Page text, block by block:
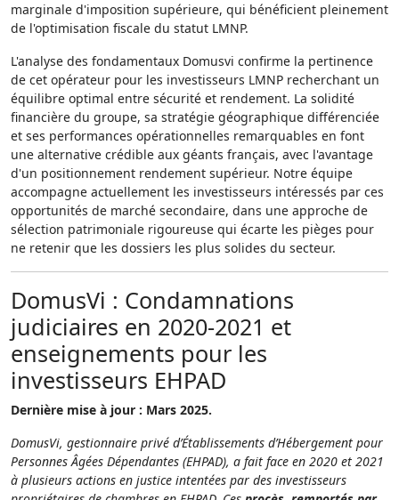
marginale d'imposition supérieure, qui bénéficient pleinement
de l'optimisation fiscale du statut LMNP.
L'analyse des fondamentaux Domusvi confirme la pertinence
de cet opérateur pour les investisseurs LMNP recherchant un
équilibre optimal entre sécurité et rendement. La solidité
financière du groupe, sa stratégie géographique différenciée
et ses performances opérationnelles remarquables en font
une alternative crédible aux géants français, avec l'avantage
d'un positionnement rendement supérieur. Notre équipe
accompagne actuellement les investisseurs intéressés par ces
opportunités de marché secondaire, dans une approche de
sélection patrimoniale rigoureuse qui écarte les pièges pour
ne retenir que les dossiers les plus solides du secteur.
DomusVi : Condamnations
judiciaires en 2020-2021 et
enseignements pour les
investisseurs EHPAD
Dernière mise à jour : Mars 2025.
DomusVi, gestionnaire privé d’Établissements d’Hébergement pour
Personnes Âgées Dépendantes (EHPAD), a fait face en 2020 et 2021
à plusieurs actions en justice intentées par des investisseurs